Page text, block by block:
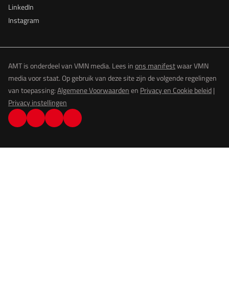
LinkedIn
Instagram
AMT is onderdeel van VMN media. Lees inons manifestwaar VMN
media voor staat. Op gebruik van deze site zijn de volgende regelingen
van toepassing:Algemene Voorwaardenen Privacy en Cookie beleid|
Privacy instellingen